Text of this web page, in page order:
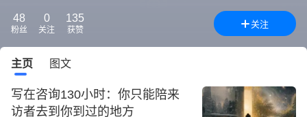
48
粉丝
0
关注
135
获赞
关注
主页 图文
写在咨询130小时：你只能陪来
访者去到你到过的地方